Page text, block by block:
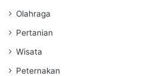
Olahraga
Pertanian
Wisata
Peternakan